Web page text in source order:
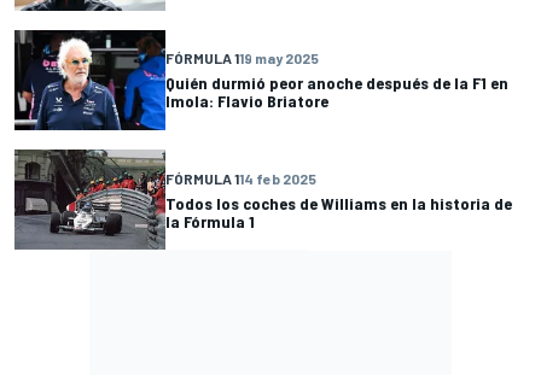
FÓRMULA 119 may 2025
Quién durmió peor anoche después de la F1 en
Imola: Flavio Briatore
FÓRMULA 114 feb 2025
Todos los coches de Williams en la historia de
la Fórmula 1